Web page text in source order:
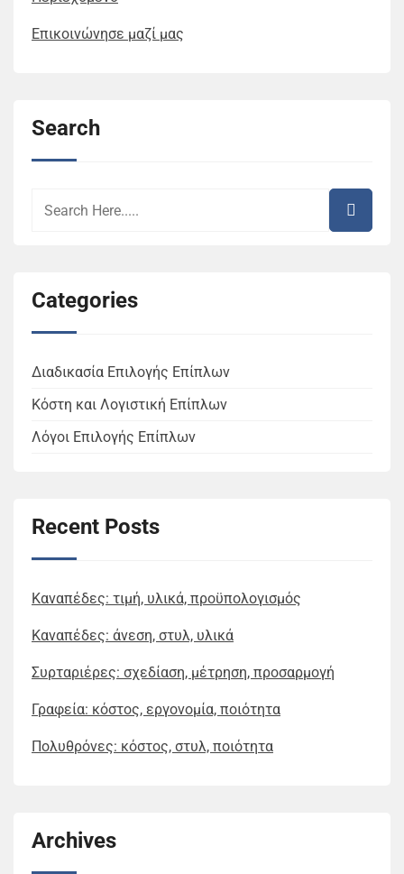
Επικοινώνησε μαζί μας
Search
Categories
Διαδικασία Επιλογής Επίπλων
Κόστη και Λογιστική Επίπλων
Λόγοι Επιλογής Επίπλων
Recent Posts
Καναπέδες: τιμή, υλικά, προϋπολογισμός
Καναπέδες: άνεση, στυλ, υλικά
Συρταριέρες: σχεδίαση, μέτρηση, προσαρμογή
Γραφεία: κόστος, εργονομία, ποιότητα
Πολυθρόνες: κόστος, στυλ, ποιότητα
Archives